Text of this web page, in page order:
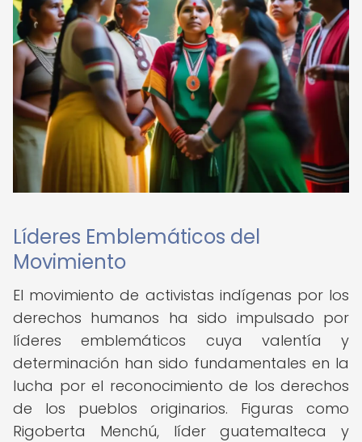
Líderes Emblemáticos del
Movimiento
El movimiento de activistas indígenas por los
derechos humanos ha sido impulsado por
líderes emblemáticos cuya valentía y
determinación han sido fundamentales en la
lucha por el reconocimiento de los derechos
de los pueblos originarios. Figuras como
Rigoberta Menchú, líder guatemalteca y